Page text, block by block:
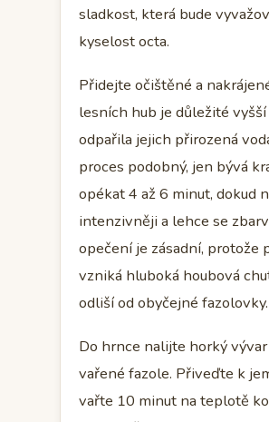
sladkost, která bude
kyselost octa.
Přidejte očištěné a
lesních hub je důležité
odpařila jejich přirozená
proces podobný, jen bývá
opékat 4 až 6 minut, dokud
intenzivněji a lehce se
opečení je zásadní, protože
vzniká hluboká houbová
odliší od obyčejné fazolovky.
Do hrnce nalijte horký
vařené fazole. Přiveďte k
vařte 10 minut na teplotě